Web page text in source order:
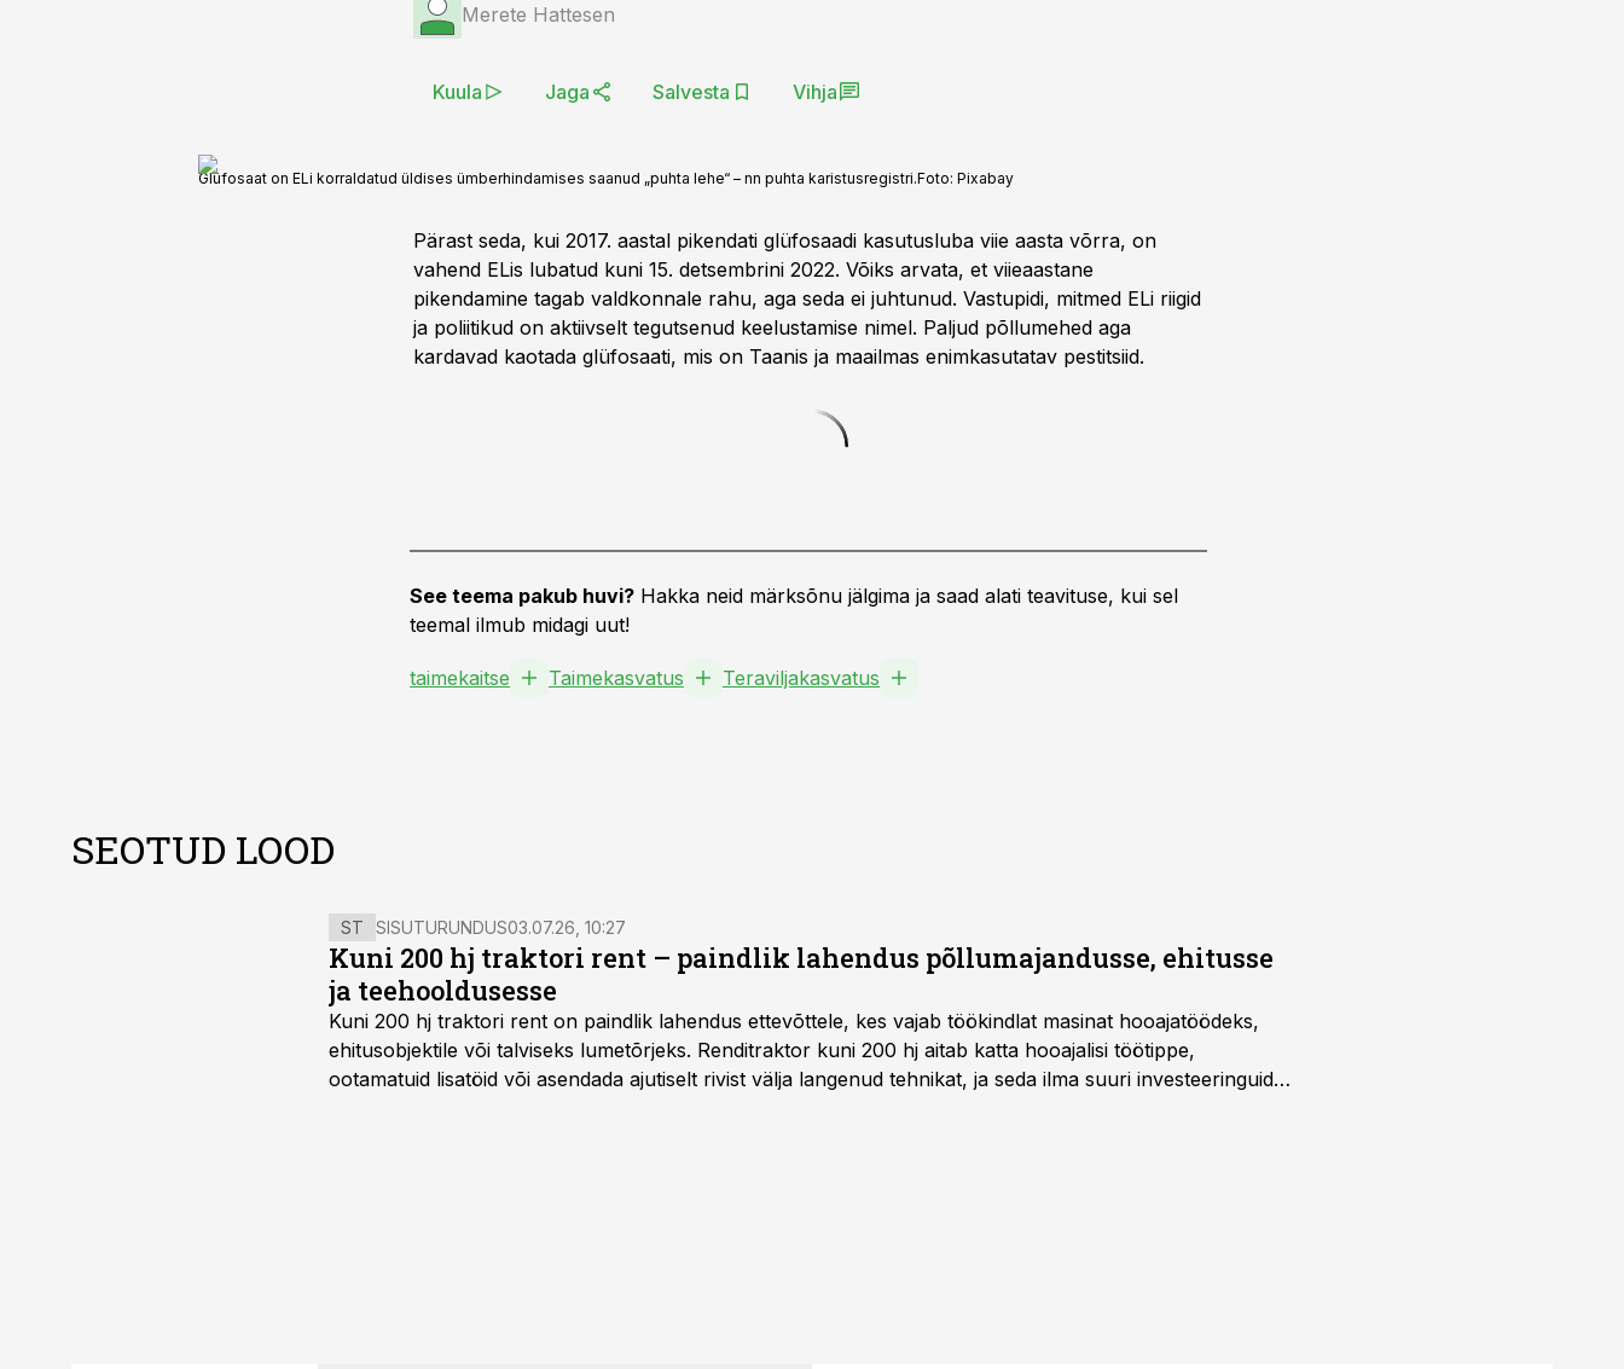
Merete Hattesen
Kuula Jaga Salvesta Vihja
Glüfosaat on ELi korraldatud üldises ümberhindamises saanud „puhta lehe“ – nn puhta karistusregistri.Foto: Pixabay
Pärast seda, kui 2017. aastal pikendati glüfosaadi kasutusluba viie aasta võrra, on
vahend ELis lubatud kuni 15. detsembrini 2022. Võiks arvata, et viieaastane
pikendamine tagab valdkonnale rahu, aga seda ei juhtunud. Vastupidi, mitmed ELi riigid
ja poliitikud on aktiivselt tegutsenud keelustamise nimel. Paljud põllumehed aga
kardavad kaotada glüfosaati, mis on Taanis ja maailmas enimkasutatav pestitsiid.
See teema pakub huvi? Hakka neid märksõnu jälgima ja saad alati teavituse, kui sel
teemal ilmub midagi uut!
taimekaitse Taimekasvatus Teraviljakasvatus
SEOTUD LOOD
ST SISUTURUNDUS03.07.26, 10:27
Kuni 200 hj traktori rent – paindlik lahendus põllumajandusse, ehitusse
ja teehooldusesse
Kuni 200 hj traktori rent on paindlik lahendus ettevõttele, kes vajab töökindlat masinat hooajatöödeks,
ehitusobjektile või talviseks lumetõrjeks. Renditraktor kuni 200 hj aitab katta hooajalisi töötippe,
ootamatuid lisatöid või asendada ajutiselt rivist välja langenud tehnikat, ja seda ilma suuri investeeringuid